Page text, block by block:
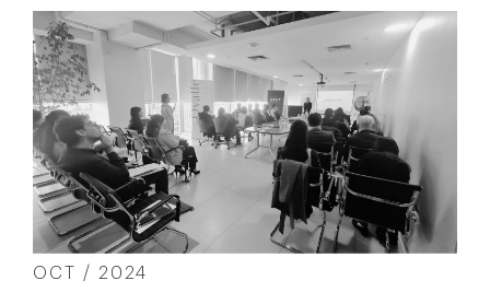
OCT / 2024